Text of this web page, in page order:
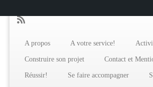
A propos A votre service!
Construire son projet Contact et
Réussir! Se faire accompagner